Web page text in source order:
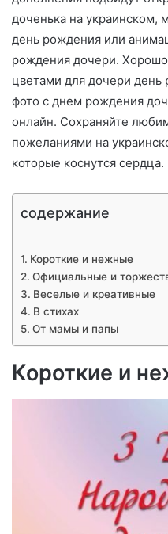
доченька на украинском,
день рождения или
рождения дочери.
цветами для дочери
фото с днем рождения
онлайн. Сохраняйте
пожеланиями на
которые коснутся сердца.
содержание
Короткие и нежные
Официальные и
Веселые и креативные
В стихах
От мамы и папы
Короткие и